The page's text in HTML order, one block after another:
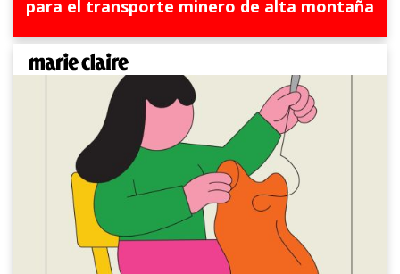
para el transporte minero de alta montaña